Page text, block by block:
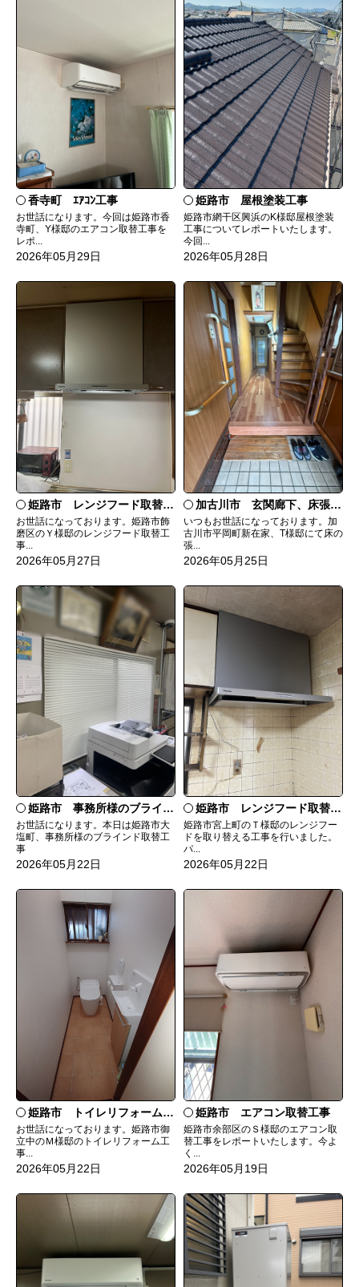
香寺町 ｴｱｺﾝ工事
お世話になります。今回は姫路市香
寺町、Y様邸のエアコン取替工事を
レポ...
2026年05月29日
姫路市 屋根塗装工事
姫路市網干区興浜のK様邸屋根塗装
工事についてレポートいたします。
今回...
2026年05月28日
姫路市 レンジフード取替工事
お世話になっております。姫路市飾
磨区のＹ様邸のレンジフード取替工
事...
2026年05月27日
加古川市 玄関廊下、床張替工事
いつもお世話になっております。加
古川市平岡町新在家、T様邸にて床の
張...
2026年05月25日
姫路市 事務所様のブラインド交換
お世話になります。本日は姫路市大
塩町、事務所様のブラインド取替工
事
2026年05月22日
姫路市 レンジフード取替工事
姫路市宮上町のＴ様邸のレンジフー
ドを取り替える工事を行いました。
パ...
2026年05月22日
姫路市 トイレリフォーム工事
お世話になっております。姫路市御
立中のＭ様邸のトイレリフォーム工
事...
2026年05月22日
姫路市 エアコン取替工事
姫路市余部区のＳ様邸のエアコン取
替工事をレポートいたします。今よ
く...
2026年05月19日